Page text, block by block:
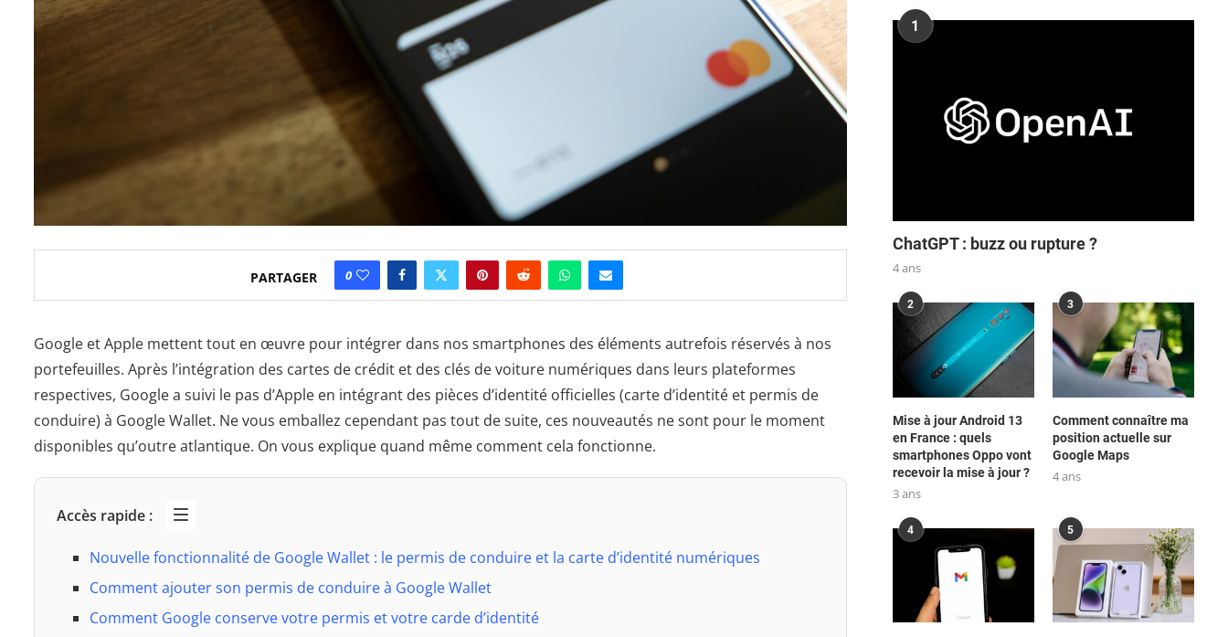
PARTAGER 0
Google et Apple mettent tout en œuvre pour intégrer dans nos smartphones des éléments autrefois réservés à nos
portefeuilles. Après l’intégration des cartes de crédit et des clés de voiture numériques dans leurs plateformes
respectives, Google a suivi le pas d’Apple en intégrant des pièces d’identité officielles (carte d’identité et permis de
conduire) à Google Wallet. Ne vous emballez cependant pas tout de suite, ces nouveautés ne sont pour le moment
disponibles qu’outre atlantique. On vous explique quand même comment cela fonctionne.
Accès rapide :
Nouvelle fonctionnalité de Google Wallet : le permis de conduire et la carte d’identité numériques
Comment ajouter son permis de conduire à Google Wallet
Comment Google conserve votre permis et votre carde d’identité
1
ChatGPT : buzz ou rupture ?
4 ans
2
Mise à jour Android 13
en France : quels
smartphones Oppo vont
recevoir la mise à jour ?
3 ans
3
Comment connaître ma
position actuelle sur
Google Maps
4 ans
4 5